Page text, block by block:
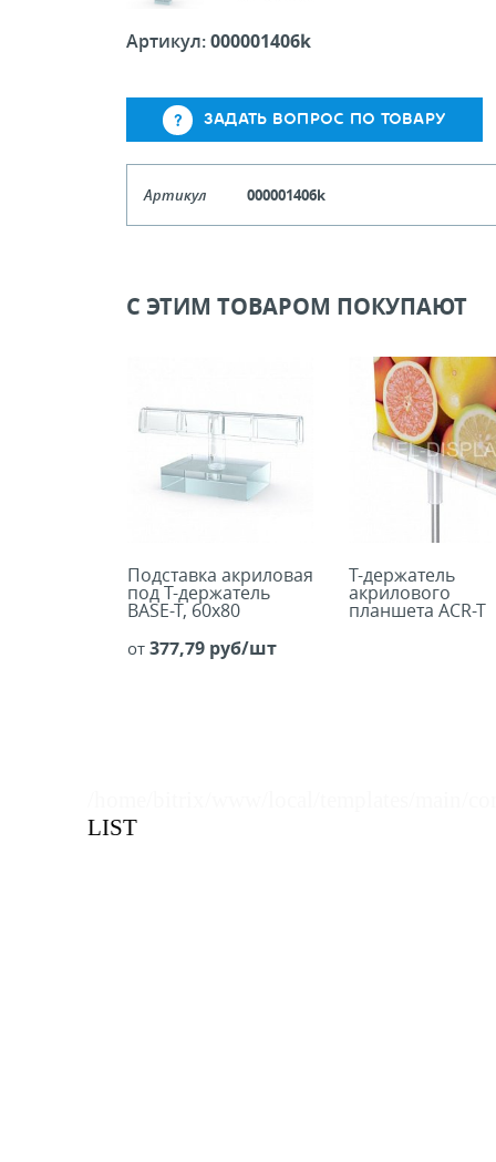
Артикул:000001406k
ЗАДАТЬ ВОПРОС ПО ТОВАРУ
Артикул 000001406k
Цена, руб (с НДС) ПО
В КОРЗИНУ
С ЭТИМ ТОВАРОМ ПОКУПАЮТ
Подставка акриловая
под Т-держатель
BASE-T, 60х80
от 377,79 руб/шт
Т-держатель
акрилового
планшета ACR-T
LIST